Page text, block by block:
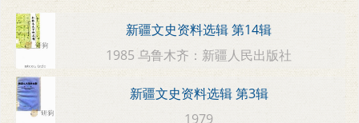
新疆文史资料选辑 第14辑
1985 乌鲁木齐：新疆人民出版社
新疆文史资料选辑 第3辑
1979